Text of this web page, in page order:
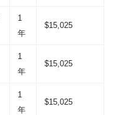
1
年
$15,025
1
年
$15,025
1
年
$15,025